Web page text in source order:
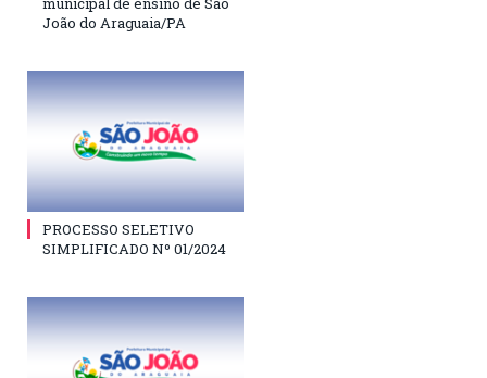
João do Araguaia/PA
PROCESSO SELETIVO
SIMPLIFICADO Nº 01/2024